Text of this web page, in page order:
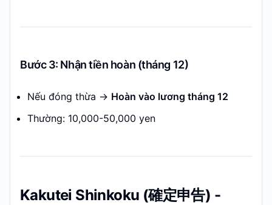
Bước 3: Nhận tiền hoàn (tháng 12)
Nếu đóng thừa → Hoàn vào lương tháng 12
Thường: 10,000-50,000 yen
Kakutei Shinkoku (確定申告) -